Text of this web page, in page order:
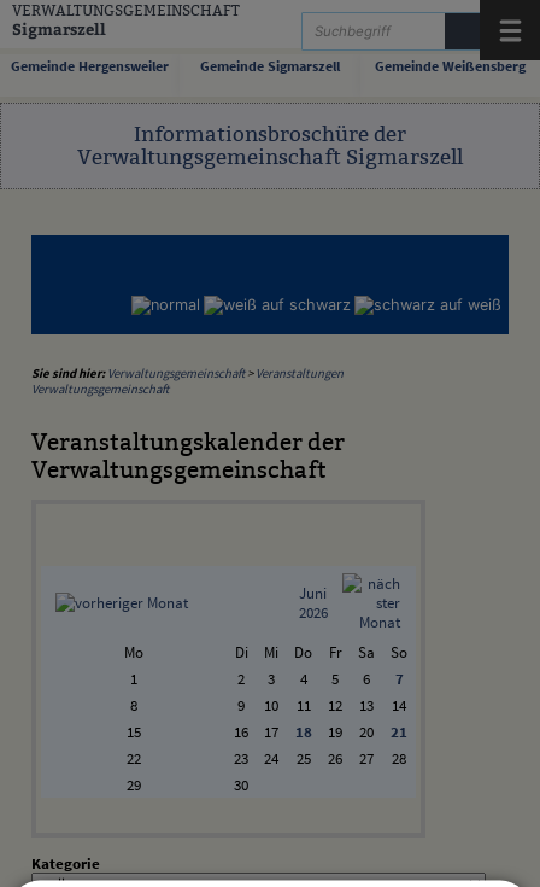
Zum Inhalt,zur Navigationoderzur Startseite springen.
VERWALTUNGSGEMEINSCHAFT
Sigmarszell
Gemeinde Hergensweiler Gemeinde Sigmarszell Gemeinde Weißensberg
Informationsbroschüre der
Verwaltungsgemeinschaft Sigmarszell
Sie sind hier: Verwaltungsgemeinschaft> Veranstaltungen
Verwaltungsgemeinschaft
Veranstaltungskalender der
Verwaltungsgemeinschaft
Juni
2026
Mo Di Mi Do Fr Sa
So
1
2 3 4 5 6
7
8
9 10 11 12 13
14
15
16 17 18 19 20
21
22
23 24 25 26 27
28
29
30
Kategorie